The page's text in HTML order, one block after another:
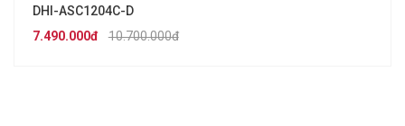
DHI-ASC1204C-D
10.700.000đ
7.490.000đ